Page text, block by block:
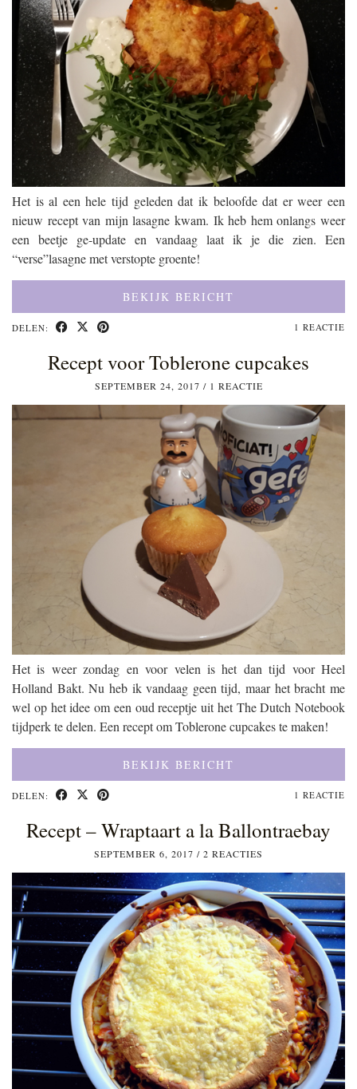
Het is al een hele tijd geleden dat ik beloofde dat er weer een
nieuw recept van mijn lasagne kwam. Ik heb hem onlangs weer
een beetje ge-update en vandaag laat ik je die zien. Een
“verse”lasagne met verstopte groente!
BEKIJK BERICHT
DELEN: 1 REACTIE
Recept voor Toblerone cupcakes
SEPTEMBER 24, 2017 / 1 REACTIE
Het is weer zondag en voor velen is het dan tijd voor Heel
Holland Bakt. Nu heb ik vandaag geen tijd, maar het bracht me
wel op het idee om een oud receptje uit het The Dutch Notebook
tijdperk te delen. Een recept om Toblerone cupcakes te maken!
BEKIJK BERICHT
DELEN: 1 REACTIE
Recept – Wraptaart a la Ballontraebay
SEPTEMBER 6, 2017 / 2 REACTIES